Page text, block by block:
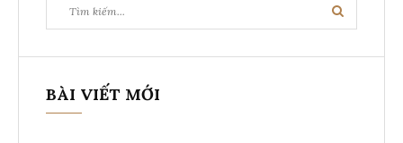
kiếm:
Tìm
kiếm
BÀI VIẾT MỚI